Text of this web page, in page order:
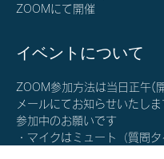
ZOOMにて開催
イベントについて
ZOOM参加方法は当日正午(
メールにてお知らせいたしま
参加中のお願いです
・マイクはミュート（質問